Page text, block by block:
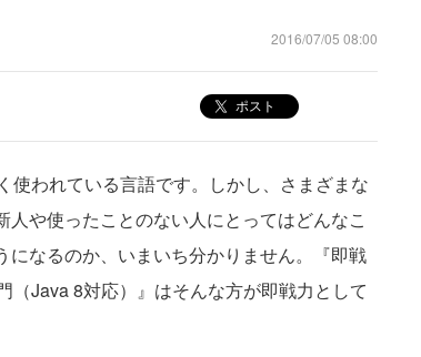
2016/07/05 08:00
ポスト
われている言語です。しかし、さまざまな
や使ったことのない人にとってはどんなこ
なるのか、いまいち分かりません。『即戦
Java 8対応）』はそんな方が即戦力として